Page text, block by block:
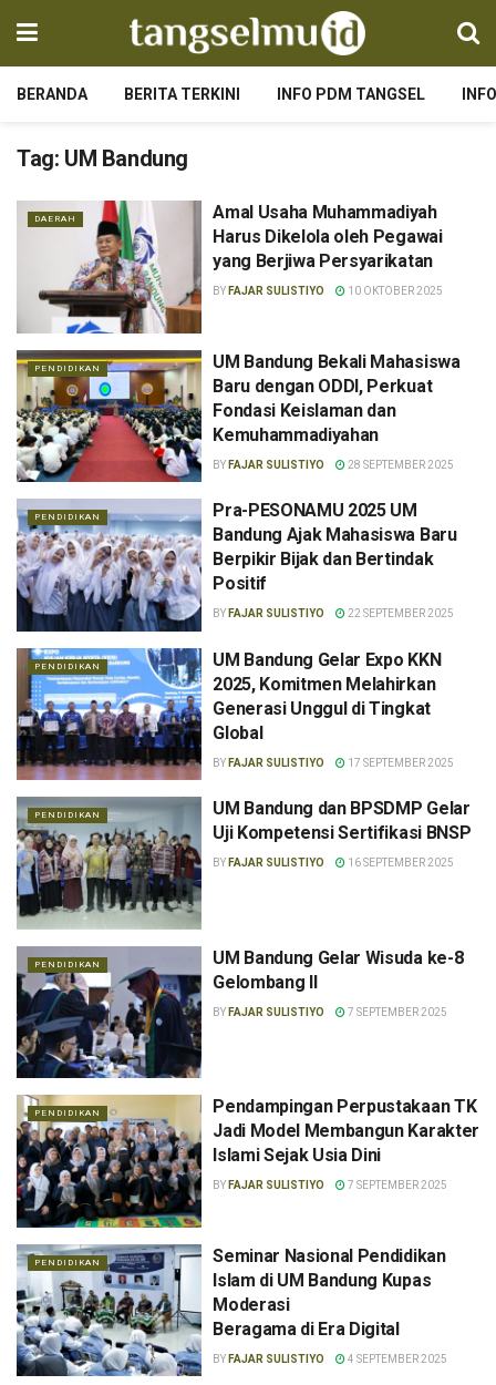
BERANDA BERITA TERKINI INFO PDM TANGSEL
Tag: UM Bandung
DAERAH
Amal Usaha Muhammadiyah
Harus Dikelola oleh Pegawai
yang Berjiwa Persyarikatan
BY FAJAR SULISTIYO 10 OKTOBER 2025
PENDIDIKAN
UM Bandung Bekali Mahasiswa
Baru dengan ODDI, Perkuat
Fondasi Keislaman dan
Kemuhammadiyahan
BY FAJAR SULISTIYO 28 SEPTEMBER 2025
PENDIDIKAN
Pra-PESONAMU 2025 UM
Bandung Ajak Mahasiswa Baru
Berpikir Bijak dan Bertindak
Positif
BY FAJAR SULISTIYO 22 SEPTEMBER 2025
PENDIDIKAN
UM Bandung Gelar Expo KKN
2025, Komitmen Melahirkan
Generasi Unggul di Tingkat
Global
BY FAJAR SULISTIYO 17 SEPTEMBER 2025
PENDIDIKAN
UM Bandung dan BPSDMP Gelar
Uji Kompetensi Sertifikasi BNSP
BY FAJAR SULISTIYO 16 SEPTEMBER 2025
PENDIDIKAN
UM Bandung Gelar Wisuda ke-8
Gelombang II
BY FAJAR SULISTIYO 7 SEPTEMBER 2025
PENDIDIKAN
Pendampingan Perpustakaan TK
Jadi Model Membangun Karakter
Islami Sejak Usia Dini
BY FAJAR SULISTIYO 7 SEPTEMBER 2025
PENDIDIKAN
Seminar Nasional Pendidikan
Islam di UM Bandung Kupas
Moderasi
Beragama di Era Digital
BY FAJAR SULISTIYO 4 SEPTEMBER 2025